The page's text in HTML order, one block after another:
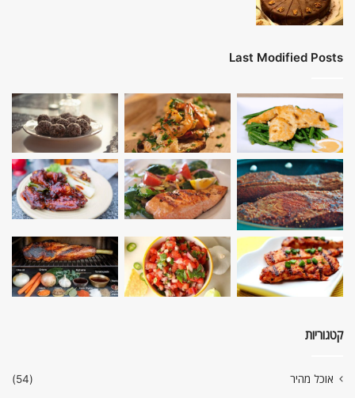
Last Modified Posts
קטגוריות
אוכל מהיר
(54)